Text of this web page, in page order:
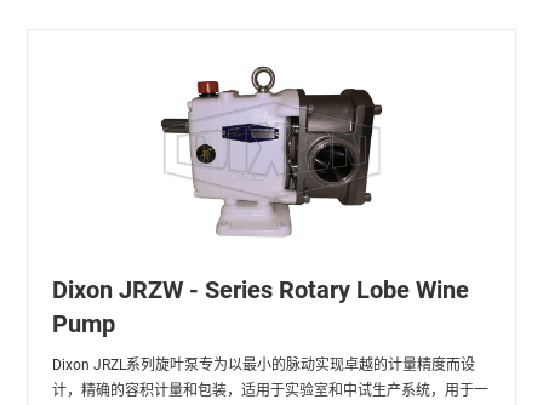
Dixon JRZW - Series Rotary Lobe Wine
Pump
Dixon JRZL系列旋叶泵专为以最小的脉动实现卓越的计量精度而设
计，精确的容积计量和包装，适用于实验室和中试生产系统，用于一